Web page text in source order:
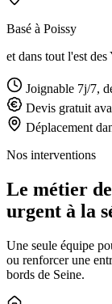
Basé à Poissy
et dans tout l'est des
Joignable 7j/7,
Devis gratuit
Déplacement
Nos interventions
Le métier
urgent à la
Une seule équipe
ou renforcer une
bords de Seine.